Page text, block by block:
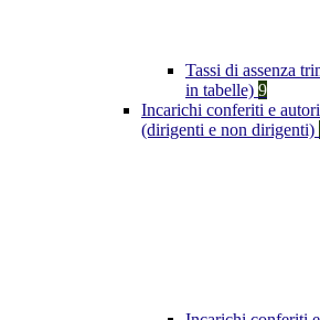
Tassi di assenza
in tabelle) 9
Incarichi conferiti e
(dirigenti e non dirigenti)